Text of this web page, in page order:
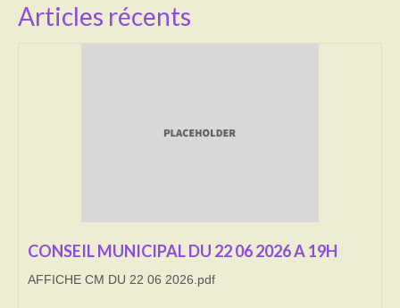
Poésie
Démarches administratives
Service des eaux
Articles récents
CONSEIL MUNICIPAL DU 22 06 2026 A 19H
AFFICHE CM DU 22 06 2026.pdf